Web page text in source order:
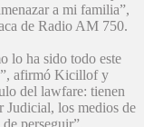
a mi familia”,
de Radio AM 750.
lo ha sido todo este
afirmó Kicillof y
del lawfare: tienen
Judicial, los medios de